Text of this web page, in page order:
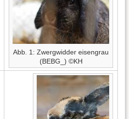
Abb. 1: Zwergwidder eisengrau
(BEBG_) ©KH